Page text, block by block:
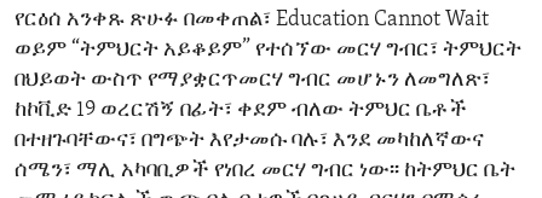
የርዕሰ አንቀጹ ጽሁፉ በመቀጠል፣ Education Cannot Wait
ወይም “ትምህርት አይቆይም” የተሰኘው መርሃ ግብር፣ ትምህርት
በህይወት ውስጥ የማያቋርጥመርሃ ግብር መሆኑን ለመግለጽ፣
ከኮቪድ 19 ወረርሽኝ በፊት፣ ቀደም ብለው ትምህር ቤቶች
በተዘጉባቸውና፣ በግጭት እየታመሱ ባሉ፣ እንደ መካከለኛውና
ሰሜን፣ ማሊ አካባቢዎች የነበረ መርሃ ግብር ነው፡፡ ከትምህር ቤት